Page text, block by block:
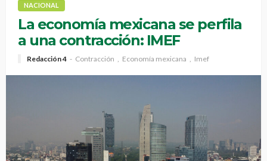
NACIONAL
La economía mexicana se perfila
a una contracción: IMEF
Redacción 4 Contracción Economía mexicana Imef